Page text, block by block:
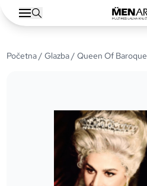
Početna/Glazba/ Queen Of Baroque